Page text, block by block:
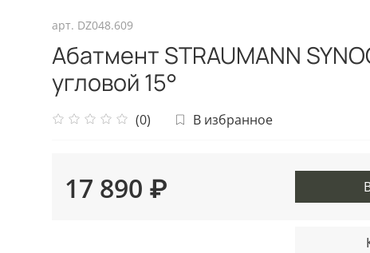
арт. DZ048.609
Абатмент STRAUMANN
угловой 15°
(0) В избранное
17 890 ₽